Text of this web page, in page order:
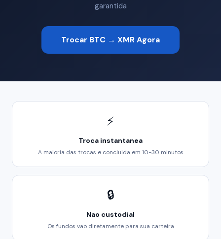
garantida
Trocar BTC → XMR Agora
⚡
Troca instantanea
A maioria das trocas e concluida em 10-30 minutos
🔒
Nao custodial
Os fundos vao diretamente para sua carteira